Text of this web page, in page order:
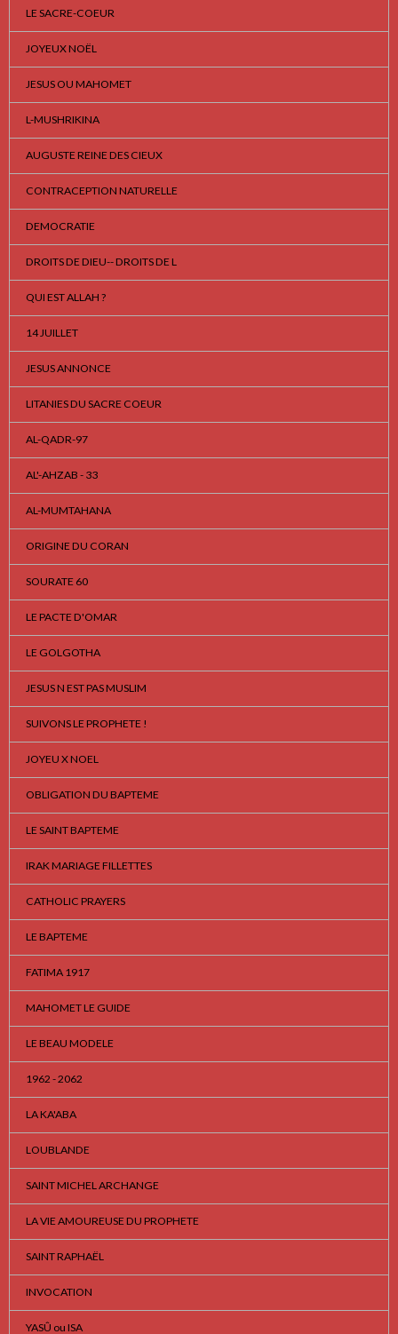
LE SACRE-COEUR
JOYEUX NOËL
JESUS OU MAHOMET
L-MUSHRIKINA
AUGUSTE REINE DES CIEUX
CONTRACEPTION NATURELLE
DEMOCRATIE
DROITS DE DIEU-- DROITS DE L
QUI EST ALLAH ?
14 JUILLET
JESUS ANNONCE
LITANIES DU SACRE COEUR
AL-QADR-97
AL'-AHZAB - 33
AL-MUMTAHANA
ORIGINE DU CORAN
SOURATE 60
LE PACTE D'OMAR
LE GOLGOTHA
JESUS N EST PAS MUSLIM
SUIVONS LE PROPHETE !
JOYEU X NOEL
OBLIGATION DU BAPTEME
LE SAINT BAPTEME
IRAK MARIAGE FILLETTES
CATHOLIC PRAYERS
LE BAPTEME
FATIMA 1917
MAHOMET LE GUIDE
LE BEAU MODELE
1962 - 2062
LA KA'ABA
LOUBLANDE
SAINT MICHEL ARCHANGE
LA VIE AMOUREUSE DU PROPHETE
SAINT RAPHAËL
INVOCATION
YASÛ ou ISA